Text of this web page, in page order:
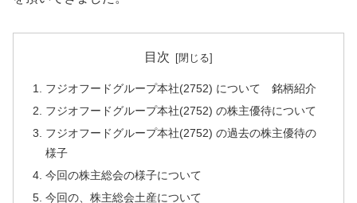
目次
フジオフードグループ本社(2752) について 銘柄紹介
フジオフードグループ本社(2752) の株主優待について
フジオフードグループ本社(2752) の過去の株主優待の
様子
今回の株主総会の様子について
今回の、株主総会土産について